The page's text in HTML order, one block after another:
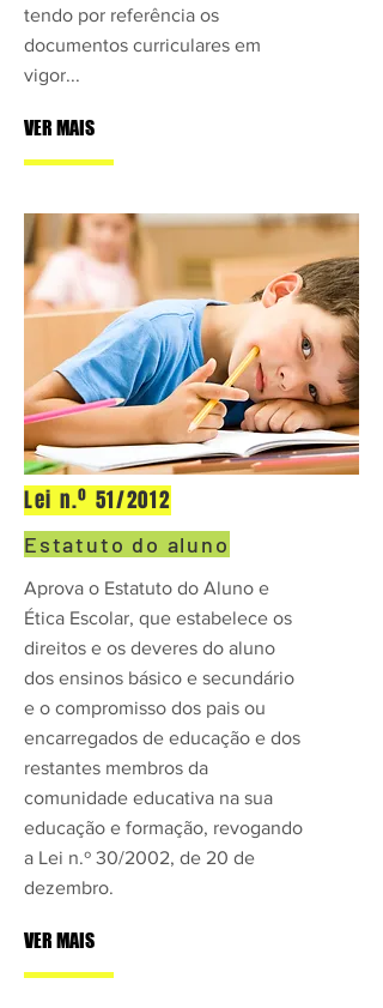
tendo por referência os
documentos curriculares em
vigor...
VER MAIS
Lei n.º 51/2012
Estatuto do aluno
Aprova o Estatuto do Aluno e
Ética Escolar, que estabelece os
direitos e os deveres do aluno
dos ensinos básico e secundário
e o compromisso dos pais ou
encarregados de educação e dos
restantes membros da
comunidade educativa na sua
educação e formação, revogando
a Lei n.º 30/2002, de 20 de
dezembro.
VER MAIS